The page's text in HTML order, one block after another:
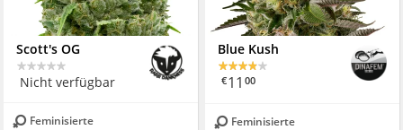
Scott's OG
Nicht verfügbar
Feminisierte
Blue Kush
€11 00
Feminisierte